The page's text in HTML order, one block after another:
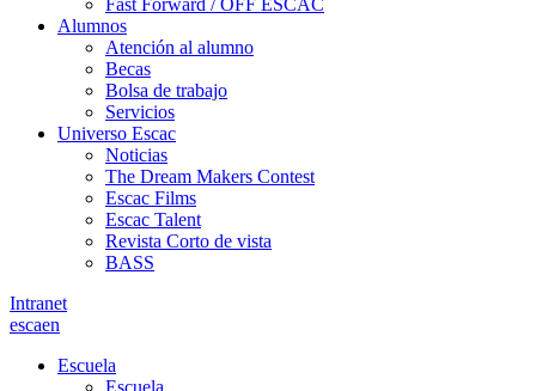
Fast Forward / OFF ESCAC
Alumnos
Atención al alumno
Becas
Bolsa de trabajo
Servicios
Universo Escac
Noticias
The Dream Makers Contest
Escac Films
Escac Talent
Revista Corto de vista
BASS
Intranet
escaen
Escuela
Escuela